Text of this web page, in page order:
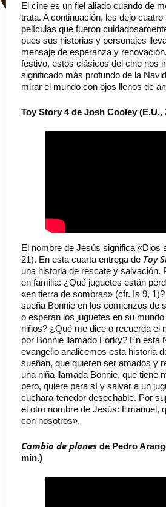
El cine es un fiel aliado cuando de
trata. A continuación, les dejo
películas que fueron
pues sus historias y personajes
mensaje de esperanza y
festivo, estos clásicos del cine nos
significado más profundo de la
mirar el mundo con ojos llenos de
Toy Story 4 de Josh Cooley (E.U.,
El nombre de Jesús significa «Dios
21). En esta cuarta entrega de Toy
una historia de rescate y salvación.
en familia: ¿Qué juguetes están
«en tierra de sombras» (cfr. Is 9,
sueña Bonnie en los comienzos de
o esperan los juguetes en su
niños? ¿Qué me dice o recuerda el
por Bonnie llamado Forky? En esta
evangelio analicemos esta historia
sueñan, que quieren ser amados y
una niña llamada Bonnie, que tiene
pero, quiere para sí y salvar a un
cuchara-tenedor desechable. Por
el otro nombre de Jesús: Emanuel,
con nosotros».
Cambio de planes de Pedro
min.)